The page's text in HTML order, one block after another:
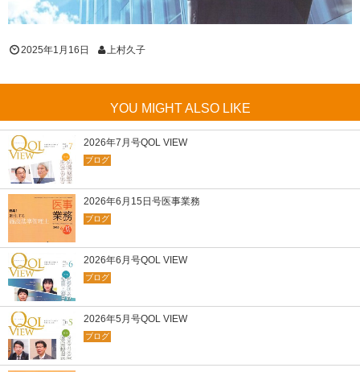
2025年1月16日 上村久子
YOU MIGHT ALSO LIKE
2026年7月号QOL VIEW
ブログ
2026年6月15日号医事業務
ブログ
2026年6月号QOL VIEW
ブログ
2026年5月号QOL VIEW
ブログ